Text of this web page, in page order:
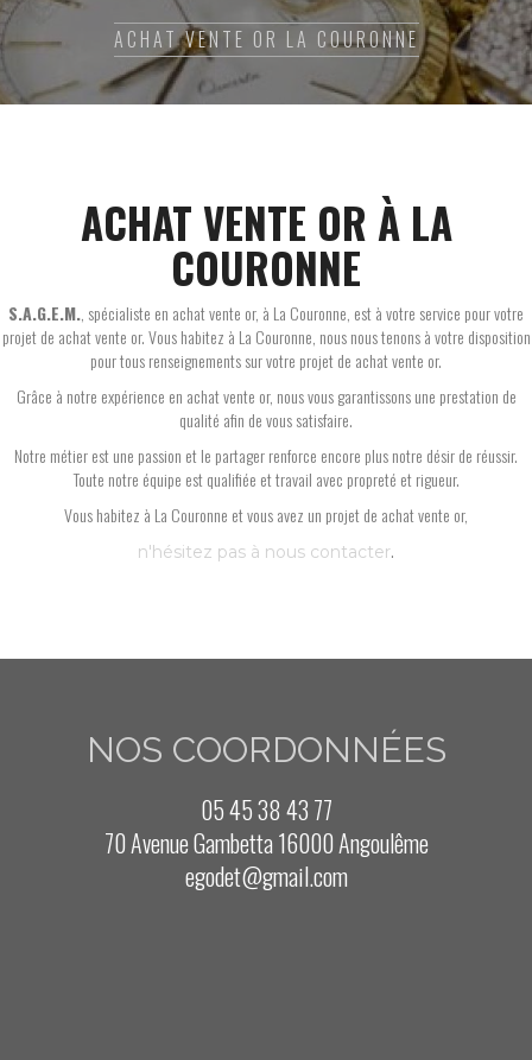
ACHAT VENTE OR LA COURONNE
ACHAT VENTE OR À LA
COURONNE
S.A.G.E.M. , spécialiste en achat vente or, à La Couronne, est à votre service pour votre
projet de achat vente or. Vous habitez à La Couronne, nous nous tenons à votre disposition
pour tous renseignements sur votre projet de achat vente or.
Grâce à notre expérience en achat vente or, nous vous garantissons une prestation de
qualité afin de vous satisfaire.
Notre métier est une passion et le partager renforce encore plus notre désir de réussir.
Toute notre équipe est qualifiée et travail avec propreté et rigueur.
Vous habitez à La Couronne et vous avez un projet de achat vente or,
n'hésitez pas à nous contacter.
NOS COORDONNÉES
05 45 38 43 77
70 Avenue Gambetta 16000 Angoulême
egodet@gmail.com